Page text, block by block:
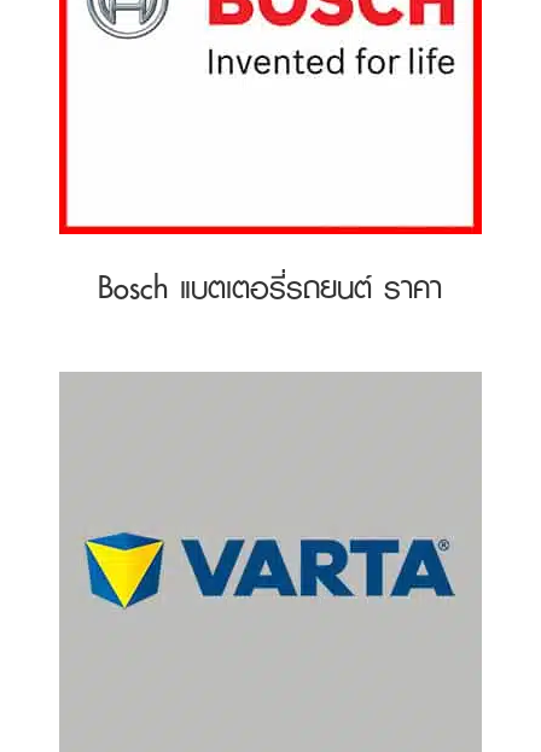
Bosch แบตเตอรี่รถยนต์ ราคา